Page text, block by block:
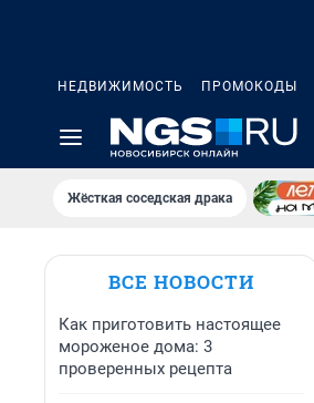
НЕДВИЖИМОСТЬ ПРОМОКОДЫ
Жёсткая соседская драка
ВСЕ НОВОСТИ
Как приготовить настоящее
мороженое дома: 3
проверенных рецепта